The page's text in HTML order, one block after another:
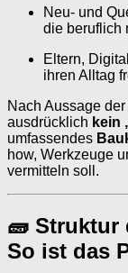
Neu- und
die beruflich
Eltern,
ihren Alltag
Nach Aussage
ausdrücklich kein
umfassendes
how, Werkzeuge
vermitteln soll.
🧱 Struktur
So ist das